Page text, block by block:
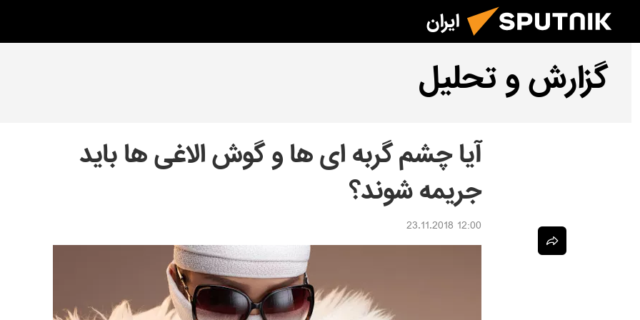
ایران
گزارش و تحلیل
آیا چشم گربه ای ها و گوش الاغی ها باید
جریمه شوند؟
12:00 23.11.2018